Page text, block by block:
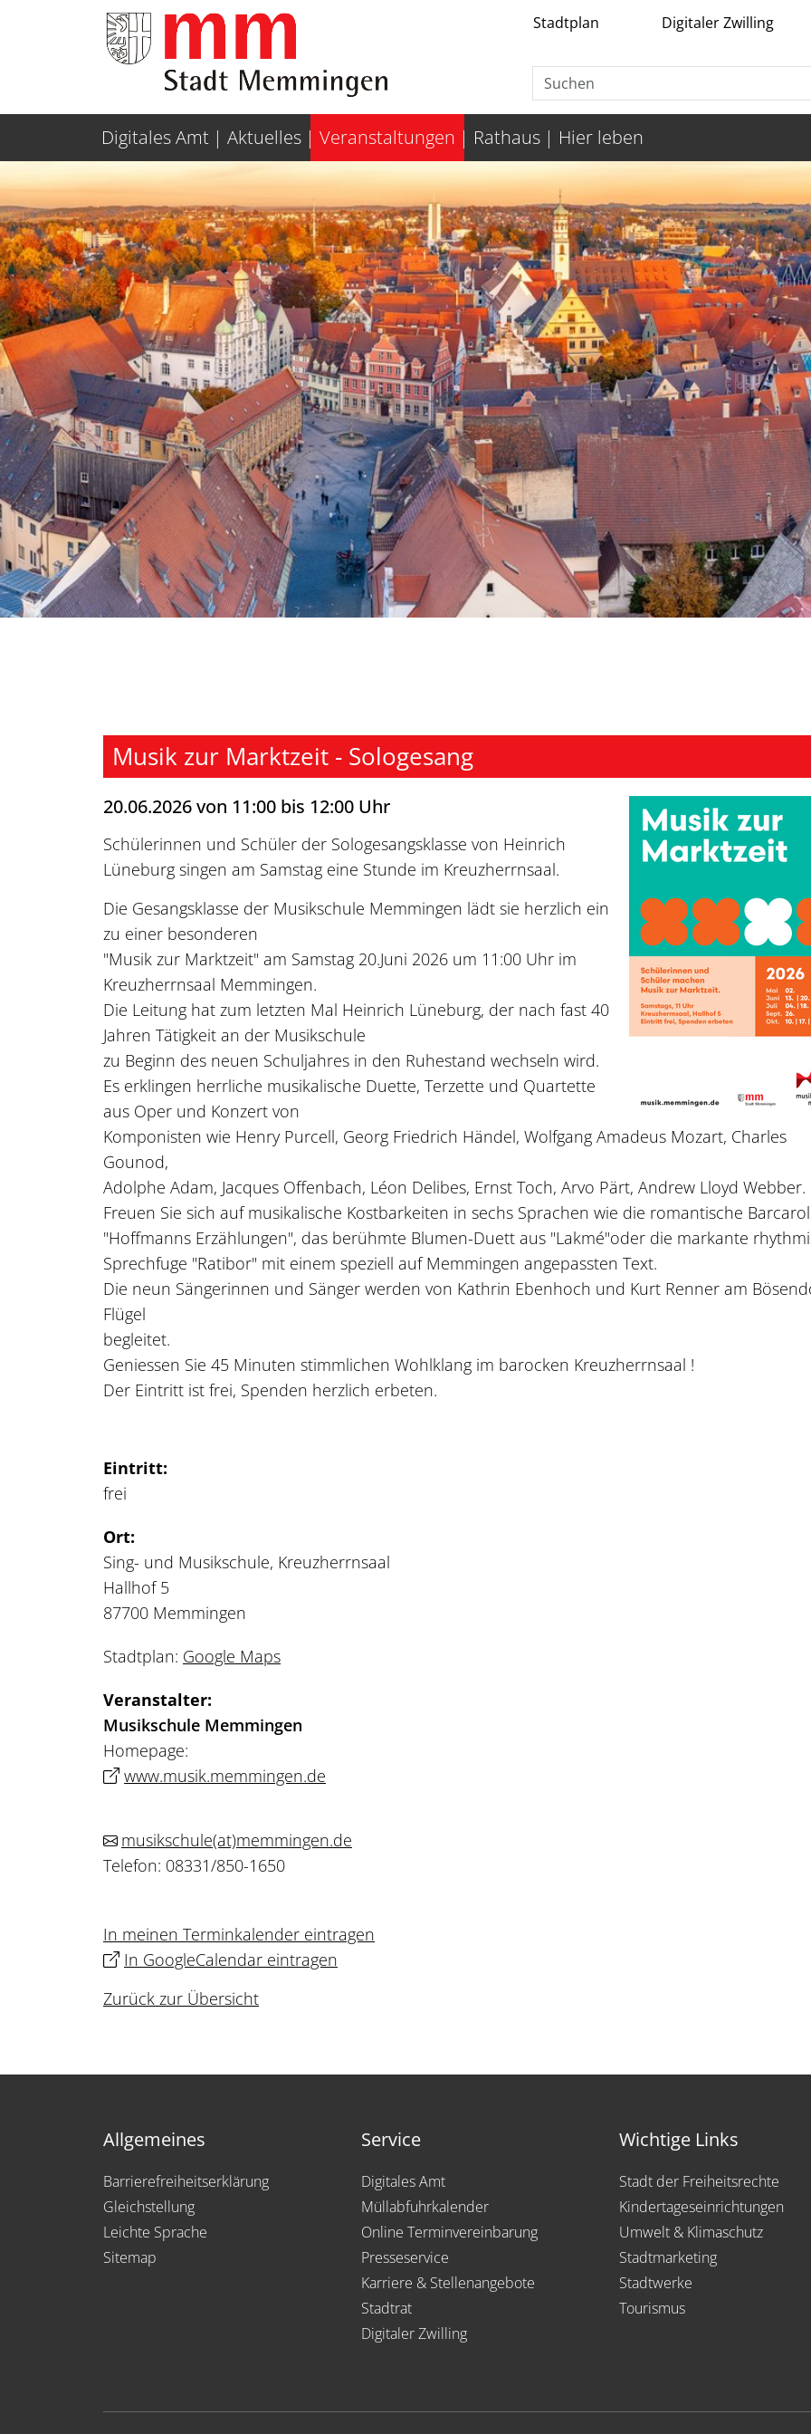
Weiter zur Navigation Weiter zum Inhalt Stadtplan Digitaler Zwilling
Digitales Amt Aktuelles Veranstaltungen Rathaus Hier leben
Musik zur Marktzeit - Sologesang
20.06.2026 von 11:00 bis 12:00 Uhr
Schülerinnen und Schüler der Sologesangsklasse von Heinrich
Lüneburg singen am Samstag eine Stunde im Kreuzherrnsaal.
Die Gesangsklasse der Musikschule Memmingen lädt sie herzlich ein
zu einer besonderen
"Musik zur Marktzeit" am Samstag 20.Juni 2026 um 11:00 Uhr im
Kreuzherrnsaal Memmingen.
Die Leitung hat zum letzten Mal Heinrich Lüneburg, der nach fast 40
Jahren Tätigkeit an der Musikschule
zu Beginn des neuen Schuljahres in den Ruhestand wechseln wird.
Es erklingen herrliche musikalische Duette, Terzette und Quartette
aus Oper und Konzert von
Komponisten wie Henry Purcell, Georg Friedrich Händel, Wolfgang Amadeus Mozart, Charles
Gounod,
Adolphe Adam, Jacques Offenbach, Léon Delibes, Ernst Toch, Arvo Pärt, Andrew Lloyd Webber.
Freuen Sie sich auf musikalische Kostbarkeiten in sechs Sprachen wie die romantische
"Hoffmanns Erzählungen", das berühmte Blumen-Duett aus "Lakmé"oder die markante
Sprechfuge "Ratibor" mit einem speziell auf Memmingen angepassten Text.
Die neun Sängerinnen und Sänger werden von Kathrin Ebenhoch und Kurt Renner am
Flügel
begleitet.
Geniessen Sie 45 Minuten stimmlichen Wohlklang im barocken Kreuzherrnsaal !
Der Eintritt ist frei, Spenden herzlich erbeten.
Eintritt:
frei
Ort:
Sing- und Musikschule, Kreuzherrnsaal
Hallhof 5
87700 Memmingen
Stadtplan: Google Maps
Veranstalter:
Musikschule Memmingen
Homepage:
www.musik.memmingen.de
musikschule(at)memmingen.de
Telefon: 08331/850-1650
In meinen Terminkalender eintragen
In GoogleCalendar eintragen
Zurück zur Übersicht
Allgemeines
Barrierefreiheitserklärung
Gleichstellung
Leichte Sprache
Sitemap
Service
Digitales Amt
Müllabfuhrkalender
Online Terminvereinbarung
Presseservice
Karriere & Stellenangebote
Stadtrat
Digitaler Zwilling
Wichtige Links
Stadt der Freiheitsrechte
Kindertageseinrichtungen
Umwelt & Klimaschutz
Stadtmarketing
Stadtwerke
Tourismus